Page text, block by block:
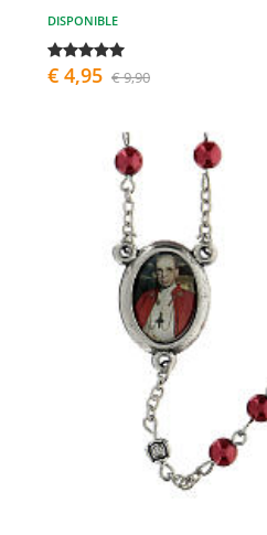
DISPONIBLE
€ 4,95 € 9,90